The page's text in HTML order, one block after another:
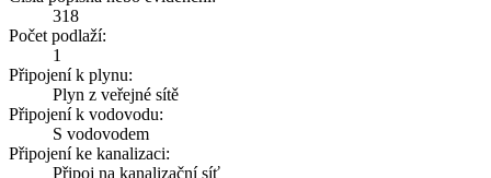
318
Počet podlaží:
1
Připojení k plynu:
Plyn z veřejné sítě
Připojení k vodovodu:
S vodovodem
Připojení ke kanalizaci:
Připoj na kanalizační síť